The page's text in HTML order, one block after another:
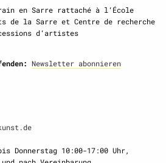
en Sarre rattaché à l‘École
de la Sarre et Centre de recherche
d‘artistes
Newsletter abonnieren
Donnerstag 10:00-17:00 Uhr,